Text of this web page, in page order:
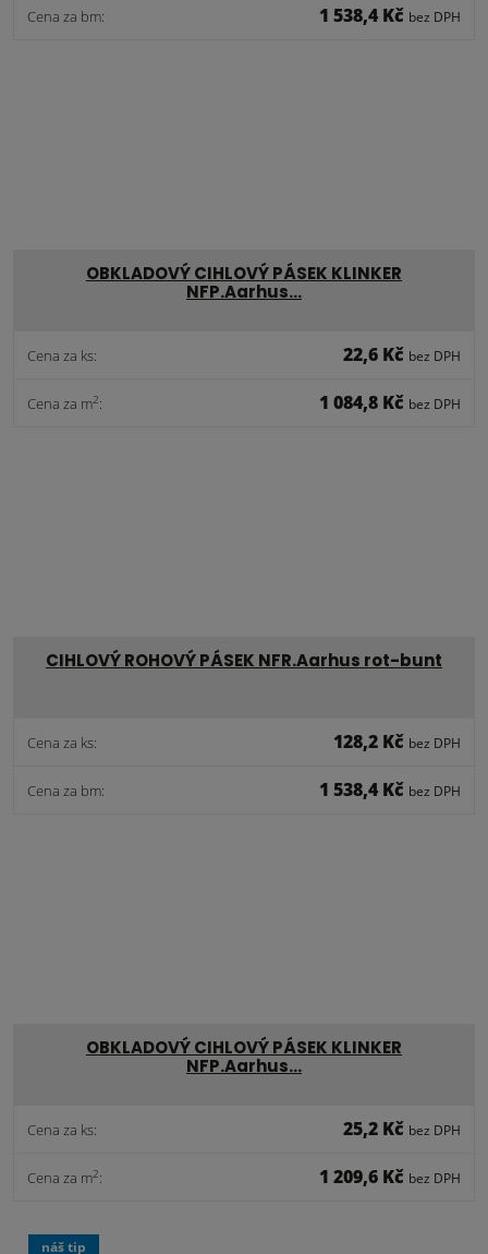
Cena za bm: 1 538,4 Kč bez DPH
OBKLADOVÝ CIHLOVÝ PÁSEK KLINKER
NFP.Aarhus…
Cena za ks: 22,6 Kč bez DPH
Cena za m2: 1 084,8 Kč bez DPH
CIHLOVÝ ROHOVÝ PÁSEK NFR.Aarhus rot-bunt
Cena za ks: 128,2 Kč bez DPH
Cena za bm: 1 538,4 Kč bez DPH
OBKLADOVÝ CIHLOVÝ PÁSEK KLINKER
NFP.Aarhus…
Cena za ks: 25,2 Kč bez DPH
Cena za m2: 1 209,6 Kč bez DPH
náš tip